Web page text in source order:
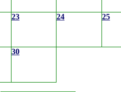
23 24 25
30